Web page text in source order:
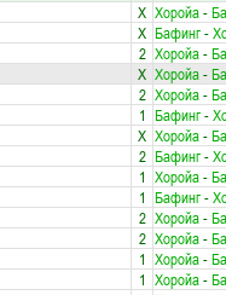
X Хоройа-
X Бафинг-
2 Хоройа-
X Хоройа-
2 Хоройа-
1 Бафинг-
X Хоройа-
2 Бафинг-
1 Хоройа-
1 Бафинг-
2 Хоройа-
2 Хоройа-
1 Хоройа-
1 Хоройа-